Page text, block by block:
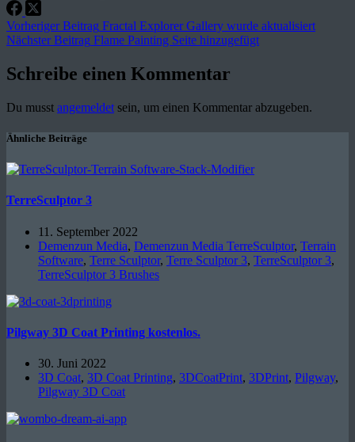
VorherigerBeitrag Fractal Explorer Gallery wurde aktualisiert
NächsterBeitrag Flame Painting Seite hinzugefügt
Schreibe einen Kommentar
Du musst angemeldet sein, um einen Kommentar abzugeben.
Ähnliche Beiträge
TerreSculptor 3
11. September 2022
Demenzun Media, Demenzun Media TerreSculptor, Terrain
Software, Terre Sculptor, Terre Sculptor 3, TerreSculptor 3,
TerreSculptor 3 Brushes
Pilgway 3D Coat Printing kostenlos.
30. Juni 2022
3D Coat, 3D Coat Printing, 3DCoatPrint, 3DPrint, Pilgway,
Pilgway 3D Coat